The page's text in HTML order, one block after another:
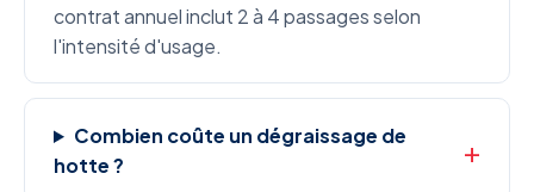
contrat annuel inclut 2 à 4 passages selon
l'intensité d'usage.
Combien coûte un dégraissage de
hotte ?